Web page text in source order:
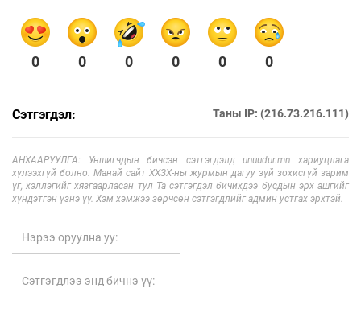
0 0 0 0 0 0
Сэтгэгдэл: Таны IP: (216.73.216.111)
АНХААРУУЛГА: Уншигчдын бичсэн сэтгэгдэлд unuudur.mn хариуцлага
хүлээхгүй болно. Манай сайт ХХЗХ-ны журмын дагуу зүй зохисгүй зарим
үг, хэллэгийг хязгаарласан тул Та сэтгэгдэл бичихдээ бусдын эрх ашгийг
хүндэтгэн үзнэ үү. Хэм хэмжээ зөрчсөн сэтгэгдлийг админ устгах эрхтэй.